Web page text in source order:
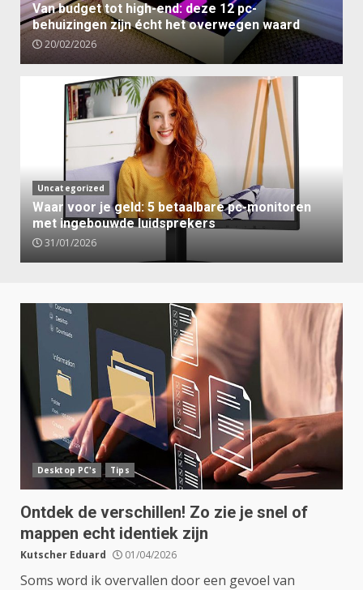
Van budget tot high-end: deze 12 pc-
behuizingen zijn écht het overwegen waard
20/02/2026
Uncategorized
Waar voor je geld: 5 betaalbare pc-monitoren
met ingebouwde luidsprekers
31/01/2026
Desktop PC's Tips
Ontdek de verschillen! Zo zie je snel of
mappen echt identiek zijn
Kutscher Eduard 01/04/2026
Soms word ik overvallen door een gevoel van